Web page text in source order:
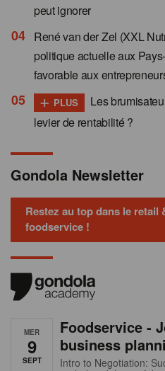
peut ignorer
René van der Zel (XXL
politique actuelle aux
favorable aux
+ PLUS
Les
levier de rentabilité ?
Gondola Newsletter
Restez au top dans le retail
foodservice !
MER
9
SEPT
Foodservice -
business
Intro to Negotiation: